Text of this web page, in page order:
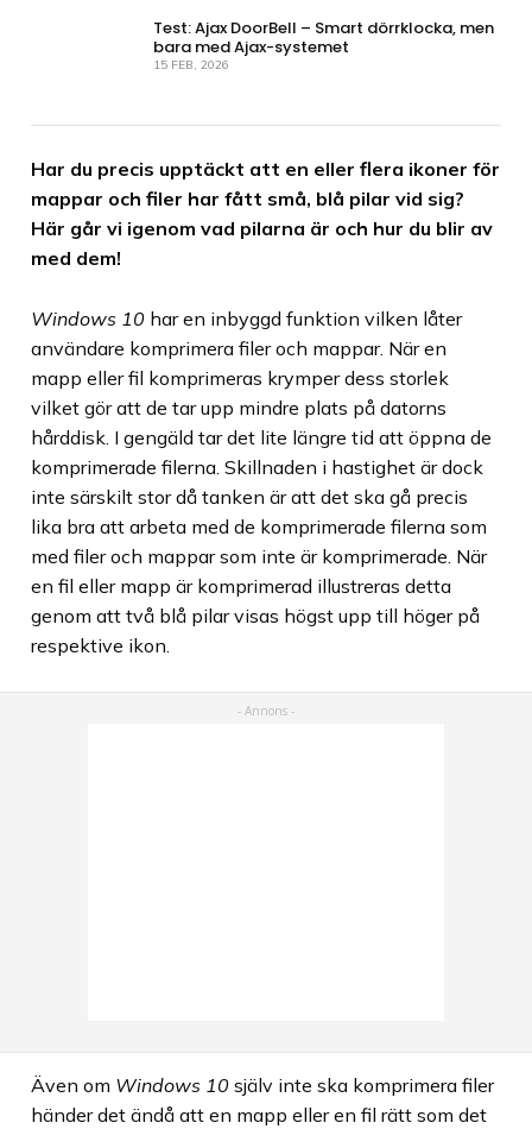
Test: Ajax DoorBell – Smart dörrklocka, men
bara med Ajax-systemet
15 FEB, 2026
Har du precis upptäckt att en eller flera ikoner för
mappar och filer har fått små, blå pilar vid sig?
Här går vi igenom vad pilarna är och hur du blir av
med dem!
Windows 10 har en inbyggd funktion vilken låter
användare komprimera filer och mappar. När en
mapp eller fil komprimeras krymper dess storlek
vilket gör att de tar upp mindre plats på datorns
hårddisk. I gengäld tar det lite längre tid att öppna de
komprimerade filerna. Skillnaden i hastighet är dock
inte särskilt stor då tanken är att det ska gå precis
lika bra att arbeta med de komprimerade filerna som
med filer och mappar som inte är komprimerade. När
en fil eller mapp är komprimerad illustreras detta
genom att två blå pilar visas högst upp till höger på
respektive ikon.
Även om Windows 10 själv inte ska komprimera filer
händer det ändå att en mapp eller en fil rätt som det